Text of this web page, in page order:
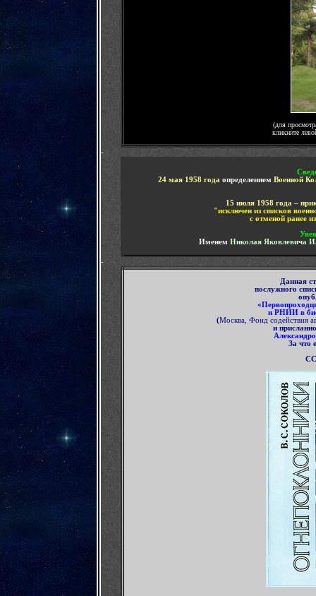
(для
кликните
-
24 мая 1958 года определением Военной
15 июля 1958 года –
"исключен из списков
с отменой ранее
Именем Николая Яковлевича
-
Данная
послужного
и РНИИ в
(Москва, Фонд содействия
и
За что